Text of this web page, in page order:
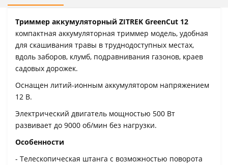
Триммер аккумуляторный ZITREK GreenCut 12
компактная аккумуляторная триммер модель, удобная
для скашивания травы в труднодоступных местах,
вдоль заборов, клумб, подравнивания газонов, краев
садовых дорожек.
Оснащен литий-ионным аккумулятором напряжением
12 В.
Электрический двигатель мощностью 500 Вт
развивает до 9000 об/мин без нагрузки.
Особенности
- Телескопическая штанга с возможностью поворота